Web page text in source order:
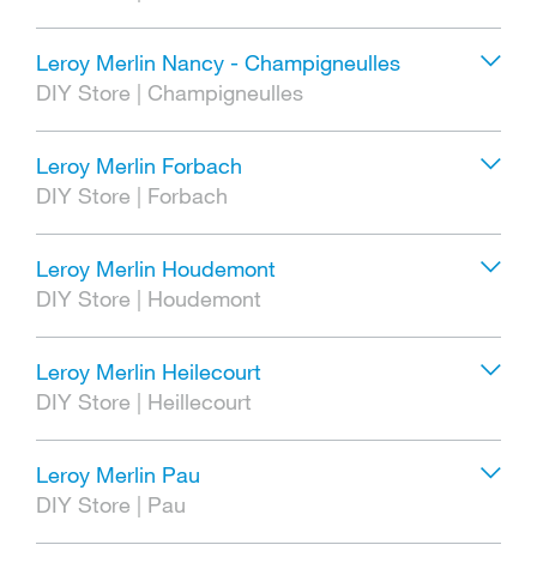
Leroy Merlin Nancy - Champigneulles
DIY Store | Champigneulles
Leroy Merlin Forbach
DIY Store | Forbach
Leroy Merlin Houdemont
DIY Store | Houdemont
Leroy Merlin Heilecourt
DIY Store | Heillecourt
Leroy Merlin Pau
DIY Store | Pau